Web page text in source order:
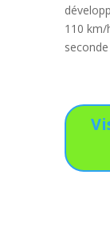
110 km/